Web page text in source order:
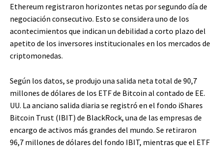
Ethereum registraron horizontes netas por segundo día de
negociación consecutivo. Esto se considera uno de los
acontecimientos que indican un debilidad a corto plazo del
apetito de los inversores institucionales en los mercados de
criptomonedas.
Según los datos, se produjo una salida neta total de 90,7
millones de dólares de los ETF de Bitcoin al contado de EE.
UU. La anciano salida diaria se registró en el fondo iShares
Bitcoin Trust (IBIT) de BlackRock, una de las empresas de
encargo de activos más grandes del mundo. Se retiraron
96,7 millones de dólares del fondo IBIT, mientras que el ETF